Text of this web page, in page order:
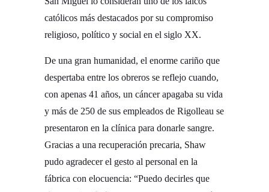
católicos más destacados por su compromiso
religioso, político y social en el siglo XX.
De una gran humanidad, el enorme cariño que
despertaba entre los obreros se reflejo cuando,
con apenas 41 años, un cáncer apagaba su vida
y más de 250 de sus empleados de Rigolleau se
presentaron en la clínica para donarle sangre.
Gracias a una recuperación precaria, Shaw
pudo agradecer el gesto al personal en la
fábrica con elocuencia: “Puedo decirles que